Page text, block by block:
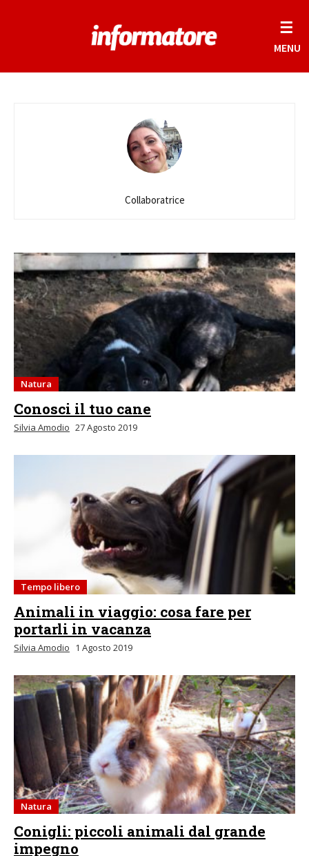
☰
MENU
Collaboratrice
Natura
Conosci il tuo cane
Silvia Amodio 27 Agosto 2019
Tempo libero
Animali in viaggio: cosa fare per
portarli in vacanza
Silvia Amodio 1 Agosto 2019
Natura
Conigli: piccoli animali dal grande
impegno